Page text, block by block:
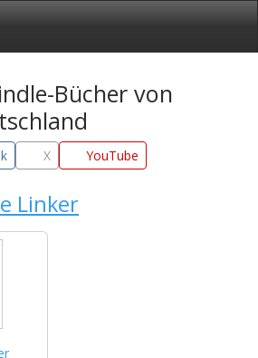
Bücher von
X YouTube
Linker